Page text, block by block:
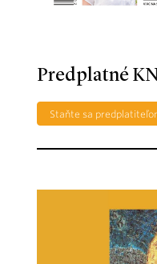
Predplatné KN
Staňte sa